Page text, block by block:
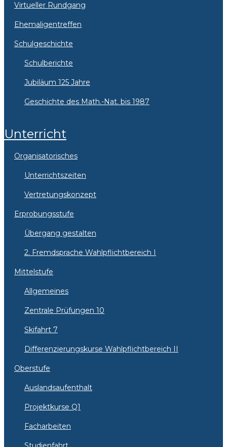
Virtueller Rundgang
Ehemaligentreffen
Schulgeschichte
Schulberichte
Jubiläum 125 Jahre
Geschichte des Math.-Nat. bis 1987
Unterricht
Organisatorisches
Unterrichtszeiten
Vertretungskonzept
Erprobungsstufe
Übergang gestalten
2. Fremdsprache Wahlpflichtbereich I
Mittelstufe
Allgemeines
Zentrale Prüfungen 10
Skifahrt 7
Differenzierungskurse Wahlpflichtbereich II
Oberstufe
Auslandsaufenthalt
Projektkurse Q1
Facharbeiten